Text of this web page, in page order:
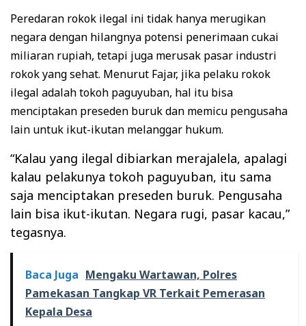
Peredaran rokok ilegal ini tidak hanya merugikan
negara dengan hilangnya potensi penerimaan cukai
miliaran rupiah, tetapi juga merusak pasar industri
rokok yang sehat. Menurut Fajar, jika pelaku rokok
ilegal adalah tokoh paguyuban, hal itu bisa
menciptakan preseden buruk dan memicu pengusaha
lain untuk ikut-ikutan melanggar hukum.
“Kalau yang ilegal dibiarkan merajalela, apalagi
kalau pelakunya tokoh paguyuban, itu sama
saja menciptakan preseden buruk. Pengusaha
lain bisa ikut-ikutan. Negara rugi, pasar kacau,”
tegasnya.
Baca Juga Mengaku Wartawan, Polres
Pamekasan Tangkap VR Terkait Pemerasan
Kepala Desa